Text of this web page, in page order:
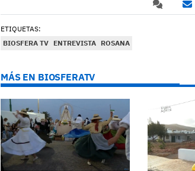
ETIQUETAS:
BIOSFERA TV ENTREVISTA ROSANA
MÁS EN BIOSFERATV